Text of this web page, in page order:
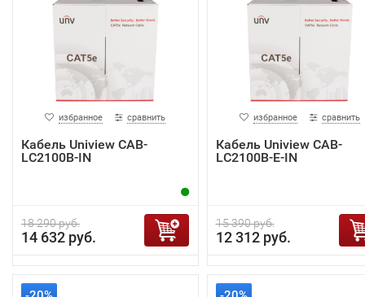
избранное сравнить
Кабель Uniview CAB-
LC2100B-IN
18 290 руб.
14 632 руб.
избранное сравнить
Кабель Uniview CAB-
LC2100B-E-IN
15 390 руб.
12 312 руб.